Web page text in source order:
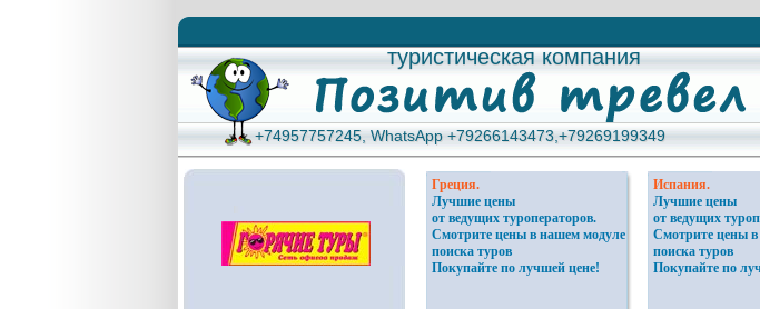
туристическая компания
туристическая компания
+74957757245, WhatsApp +79266143473,+79269199349
+74957757245, WhatsApp +79266143473,+79269199349
Греция.
Лучшие цены
от ведущих туроператоров.
Смотрите цены в нашем модуле
поиска туров
Покупайте по лучшей цене!
Испания.
Лучшие цены
от ведущих
Смотрите цены
поиска туров
Покупайте по